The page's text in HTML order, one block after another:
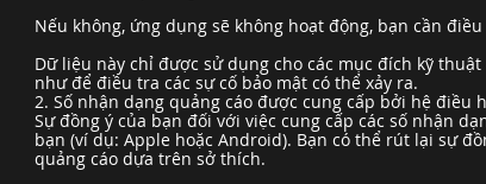
Nếu không, ứng dụng sẽ không hoạt động, bạn cần
Dữ liệu này chỉ được sử dụng cho các mục đích kỹ
như để điều tra các sự cố bảo mật có thể xảy ra.
2. Số nhận dạng quảng cáo được cung cấp bởi hệ điều
Sự đồng ý của bạn đối với việc cung cấp các số nhận
bạn (ví dụ: Apple hoặc Android). Bạn có thể rút lại sự
quảng cáo dựa trên sở thích.